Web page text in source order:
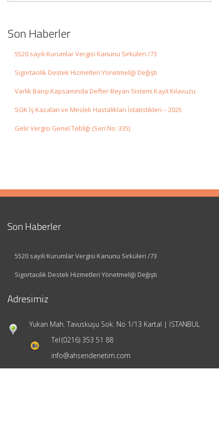
Son Haberler
5520 sayılı Kurumlar Vergisi Kanunu Sirküleri /73
Sigortacılık Destek Hizmetleri Yönetmeliği Değişti
Varlık Barışı Kapsamında Defter-Beyan Sistemi Kayıt Kılavuzu
SGK İş Kazaları ve Meslek Hastalıkları İstatistikleri – 2025
Gelir Vergisi Genel Tebliği (Seri No: 335)
Son Haberler
5520 sayılı Kurumlar Vergisi Kanunu Sirküleri /73
Sigortacılık Destek Hizmetleri Yönetmeliği Değişti
Adresimiz
Yukarı Mah. Tavuskuşu Sok. No 1/13 Kartal | İSTANBUL
Tel:(0216) 353 51 88
info@ahsendenetim.com